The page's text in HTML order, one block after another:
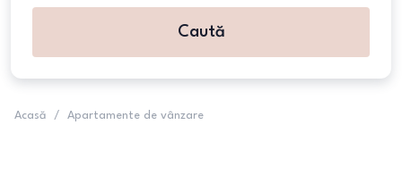
Caută
Acasă / Apartamente de vânzare